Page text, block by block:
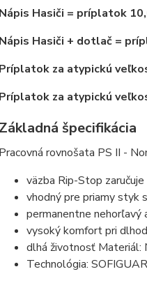
Nápis Hasiči = príplatok
Nápis Hasiči + dotlač =
Príplatok za atypickú
Príplatok za atypickú
Základná špecifikácia
Pracovná rovnošata PS II -
väzba Rip-Stop
vhodný pre priamy styk
permanentne nehorľavý
vysoký komfort pri
dlhá životnosť
Technológia: